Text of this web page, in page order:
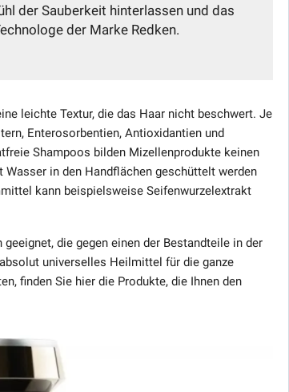
der Sauberkeit hinterlassen und das
der Marke Redken.
leichte Textur, die das Haar nicht beschwert. Je
Enterosorbentien, Antioxidantien und
Shampoos bilden Mizellenprodukte keinen
in den Handflächen geschüttelt werden
kann beispielsweise Seifenwurzelextrakt
die gegen einen der Bestandteile in der
universelles Heilmittel für die ganze
finden Sie hier die Produkte, die Ihnen den